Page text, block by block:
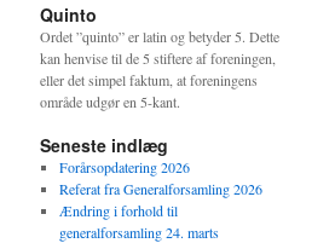
Quinto
Ordet ”quinto” er latin og betyder 5. Dette
kan henvise til de 5 stiftere af foreningen,
eller det simpel faktum, at foreningens
område udgør en 5-kant.
Seneste indlæg
Forårsopdatering 2026
Referat fra Generalforsamling 2026
Ændring i forhold til
generalforsamling 24. marts